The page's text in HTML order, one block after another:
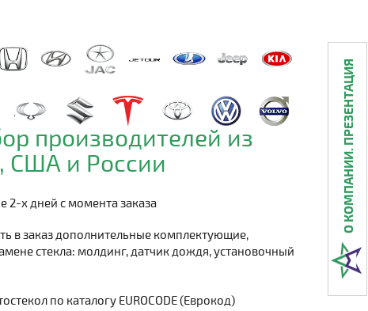
производителей из
США и России
2-х дней с момента заказа
в заказ дополнительные комплектующие,
стекла: молдинг, датчик дождя, установочный
по каталогу EUROCODE (Еврокод)
О КОМПАНИИ. ПРЕЗЕНТАЦИЯ